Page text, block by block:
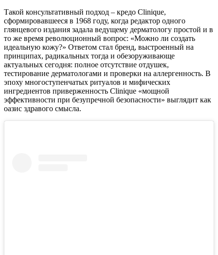
Такой консультативный подход – кредо Clinique,
сформировавшееся в 1968 году, когда редактор одного
глянцевого издания задала ведущему дерматологу простой и в
то же время революционный вопрос: «Можно ли создать
идеальную кожу?» Ответом стал бренд, выстроенный на
принципах, радикальных тогда и обезоруживающе
актуальных сегодня: полное отсутствие отдушек,
тестирование дерматологами и проверки на аллергенность. В
эпоху многоступенчатых ритуалов и мифических
ингредиентов приверженность Clinique «мощной
эффективности при безупречной безопасности» выглядит как
оазис здравого смысла.